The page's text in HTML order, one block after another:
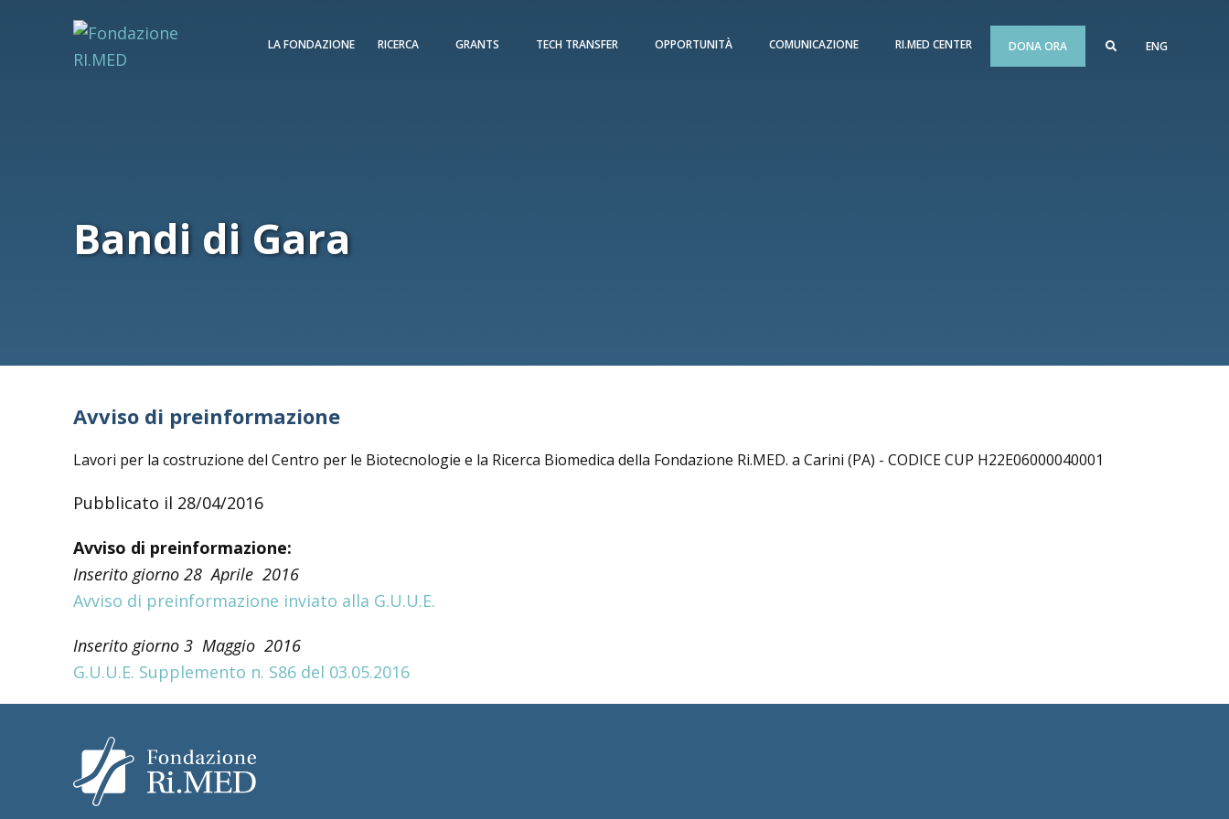
LA FONDAZIONE RICERCA GRANTS TECH TRANSFER OPPORTUNITÀ COMUNICAZIONE RI.MED CENTER DONA ORA ENG
Bandi di Gara
Avviso di preinformazione
Lavori per la costruzione del Centro per le Biotecnologie e la Ricerca Biomedica della Fondazione Ri.MED. a Carini (PA) - CODICE CUP H22E06000040001
Pubblicato il 28/04/2016
Avviso di preinformazione:
Inserito giorno 28 Aprile 2016
Avviso di preinformazione inviato alla G.U.U.E.
Inserito giorno 3 Maggio 2016
G.U.U.E. Supplemento n. S86 del 03.05.2016